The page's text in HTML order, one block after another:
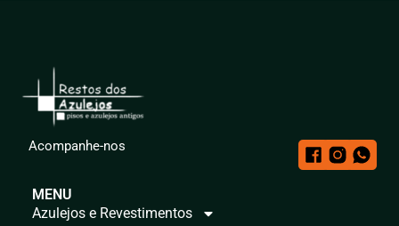
Acompanhe-nos
MENU
Azulejos e Revestimentos